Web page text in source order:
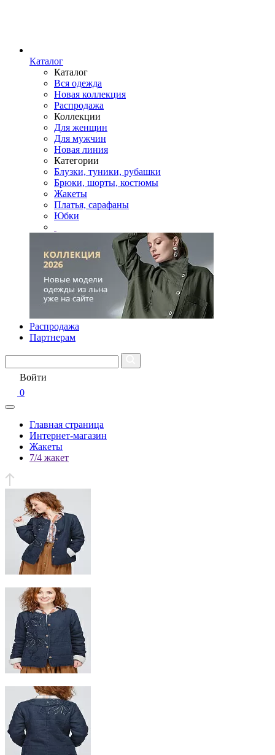
Каталог
Каталог
Вся одежда
Новая коллекция
Распродажа
Коллекции
Для женщин
Для мужчин
Новая линия
Категории
Блузки, туники, рубашки
Брюки, шорты, костюмы
Жакеты
Платья, сарафаны
Юбки
Распродажа
Партнерам
Войти
0
Главная страница
Интернет-магазин
Жакеты
7/4 жакет